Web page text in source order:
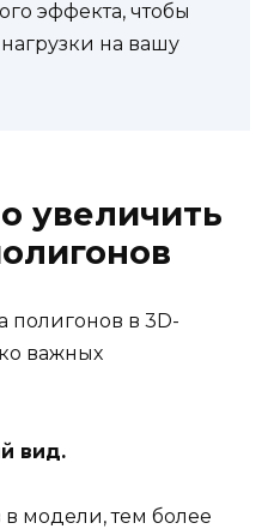
эффекта, чтобы
на вашу
увеличить
полигонов в 3D-
важных
вид.
модели, тем более